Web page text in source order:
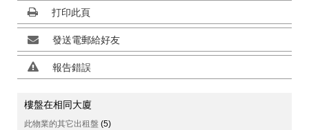
打印此頁
發送電郵給好友
報告錯誤
樓盤在相同大廈
此物業的其它出租盤 (5)